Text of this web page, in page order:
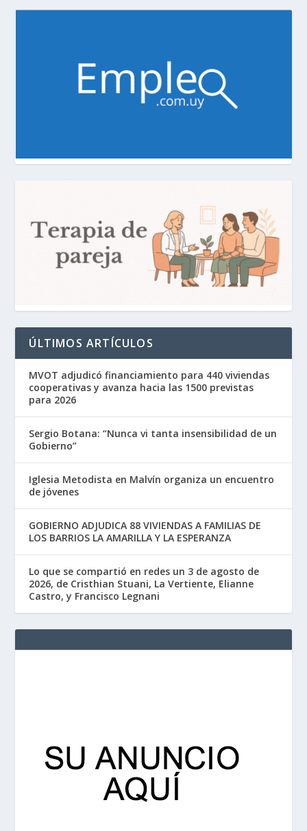
ÚLTIMOS ARTÍCULOS
MVOT adjudicó financiamiento para 440 viviendas
cooperativas y avanza hacia las 1500 previstas
para 2026
Sergio Botana: “Nunca vi tanta insensibilidad de un
Gobierno”
Iglesia Metodista en Malvín organiza un encuentro
de jóvenes
GOBIERNO ADJUDICA 88 VIVIENDAS A FAMILIAS DE
LOS BARRIOS LA AMARILLA Y LA ESPERANZA
Lo que se compartió en redes un 3 de agosto de
2026, de Cristhian Stuani, La Vertiente, Elianne
Castro, y Francisco Legnani